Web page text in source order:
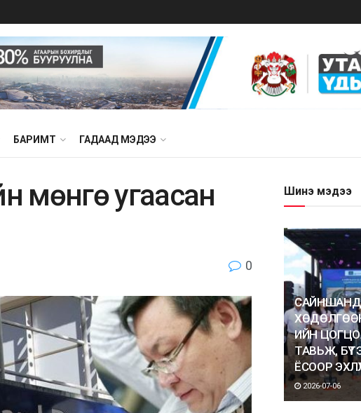
БАРИМТ ГАДААД МЭДЭЭ
мөнгө yгaacaн
0
Шинэ мэдээ
САЙНШАНД
ИЙН
ТАВЬЖ,
ЁСООР
2026-07-06